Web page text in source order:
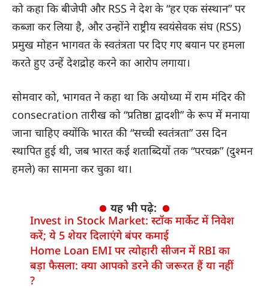
को कहा कि बीजेपी और RSS ने देश के “हर एक संस्थान” पर
कब्जा कर लिया है, और उन्होंने राष्ट्रीय स्वयंसेवक संघ (RSS)
प्रमुख मोहन भागवत के स्वतंत्रता पर दिए गए बयान पर हमला
करते हुए उन्हें देशद्रोह करने का आरोप लगाया।
सोमवार को, भागवत ने कहा था कि अयोध्या में राम मंदिर की
consecration तारीख को “प्रतिष्ठा द्वादशी” के रूप में मनाया
जाना चाहिए क्योंकि भारत की “सच्ची स्वतंत्रता” उस दिन
स्थापित हुई थी, जब भारत कई शताब्दियों तक “परचक्र” (दुश्मन
हमले) का सामना कर चुका था।
यह भी पढ़े:
Invest in Stock Market: स्टॉक मार्केट में निवेश
करें; ये 5 शेयर दिलाएंगे बंपर कमाई
Home Loan EMI पर त्योहारी सीजन में RBI का
बड़ा फैसला: क्या आपको डरने की जरूरत हैं या नहीं
?